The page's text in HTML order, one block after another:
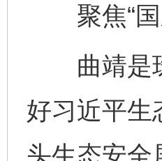
聚焦“国
曲靖是珠
好习近平生
头生态安全